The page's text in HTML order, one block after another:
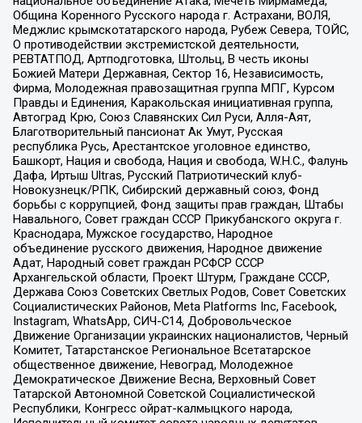
Община Коренного Русского народа г. Астрахани, ВОЛЯ,
Меджлис крымскотатарского народа, Рубеж Севера, ТОЙС,
О противодействии экстремистской деятельности,
РЕВТАТПОД, Артподготовка, Штольц, В честь иконы
Божией Матери Державная, Сектор 16, Независимость,
Фирма, Молодежная правозащитная группа МПГ, Курсом
Правды и Единения, Каракольская инициативная группа,
Автоград Крю, Союз Славянских Сил Руси, Алля-Аят,
Благотворительный пансионат Ак Умут, Русская
республика Русь, Арестантское уголовное единство,
Башкорт, Нация и свобода, Нация и свобода, W.H.С., Фалунь
Дафа, Иртыш Ultras, Русский Патриотический клуб-
Новокузнецк/РПК, Сибирский державный союз, Фонд
борьбы с коррупцией, Фонд защиты прав граждан, Штабы
Навального, Совет граждан СССР Прикубанского округа г.
Краснодара, Мужское государство, Народное
объединение русского движения, Народное движение
Адат, Народный совет граждан РСФСР СССР
Архангельской области, Проект Штурм, Граждане СССР,
Держава Союз Советских Светлых Родов, Совет Советских
Социалистических Районов, Meta Platforms Inc, Facebook,
Instagram, WhatsApp, СИЧ-С14, Добровольческое
Движение Организации украинских националистов, Черный
Комитет, Татарстанское Региональное Всетатарское
общественное движение, Невоград, Молодежное
Демократическое Движение Весна, Верховный Совет
Татарской Автономной Советской Социалистической
Республики, Конгресс ойрат-калмыцкого народа,